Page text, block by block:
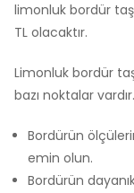
limonluk bordür
TL olacaktır.
Limonluk bordür
bazı noktalar
Bordürün
emin olun.
Bordürün